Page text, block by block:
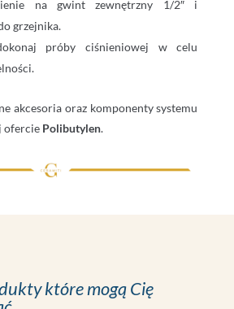
na gwint zewnętrzny 1/2″ i
grzejnika.
próby ciśnieniowej w celu
akcesoria oraz komponenty systemu
ofercie Polibutylen.
które mogą Cię